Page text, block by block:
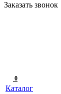
Заказать звонок
0
Каталог